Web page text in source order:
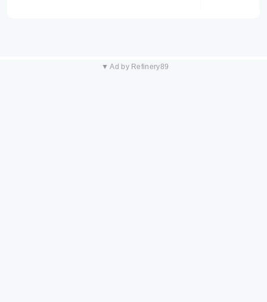
▼ Ad by Refinery89